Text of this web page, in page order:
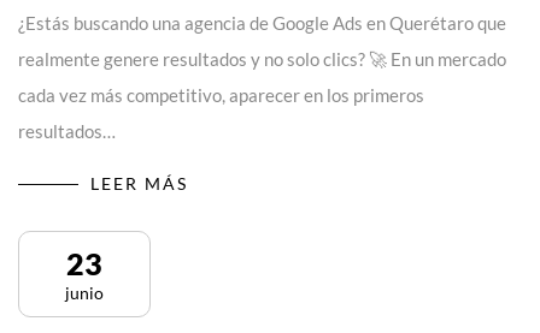
¿Estás buscando una agencia de Google Ads en Querétaro que
realmente genere resultados y no solo clics? 🚀 En un mercado
cada vez más competitivo, aparecer en los primeros
resultados…
LEER MÁS
23
junio